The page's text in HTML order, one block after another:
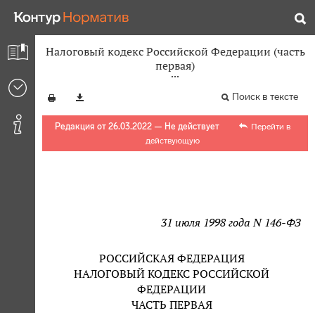
Налоговый кодекс Российской Федерации (часть
первая)
Поиск в тексте
Редакция от 26.03.2022 — Не действует
Перейти в
действующую
31 июля 1998 года N 146-ФЗ
РОССИЙСКАЯ ФЕДЕРАЦИЯ
НАЛОГОВЫЙ КОДЕКС РОССИЙСКОЙ
ФЕДЕРАЦИИ
ЧАСТЬ ПЕРВАЯ